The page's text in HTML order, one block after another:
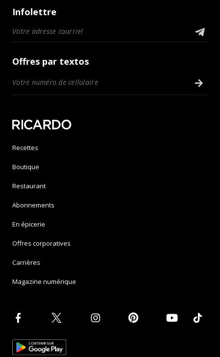
Infolettre
Offres par textos
Recettes
Boutique
Restaurant
Abonnements
En épicerie
Offres corporatives
Carrières
Magazine numérique